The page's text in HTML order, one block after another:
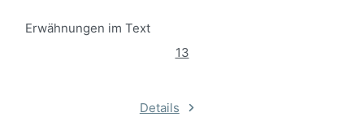
Erwähnungen im Text
13
Details